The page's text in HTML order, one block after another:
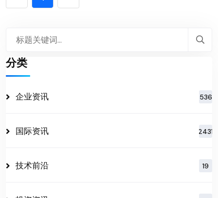
分类
企业资讯 536
国际资讯 2431
技术前沿 19